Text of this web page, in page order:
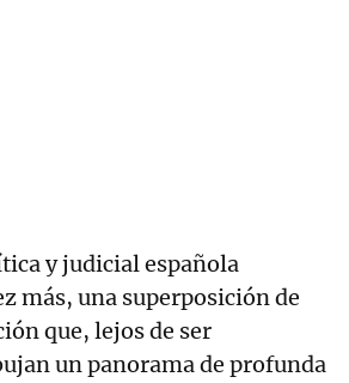
y judicial española
más, una superposición de
que, lejos de ser
un panorama de profunda